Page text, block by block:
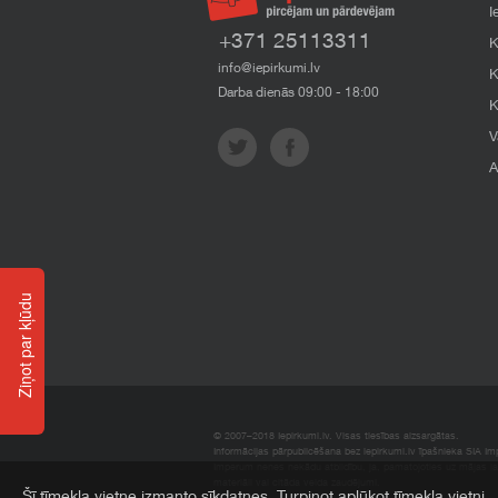
+371 25113311
info@iepirkumi.lv
Darba dienās 09:00 - 18:00
© 2007–2018 Iepirkumi.lv. Visas tiesības aizsargātas.
Informācijas pārpublicēšana bez iepirkumi.lv īpašnieka SIA
Ziņot par kļūdu